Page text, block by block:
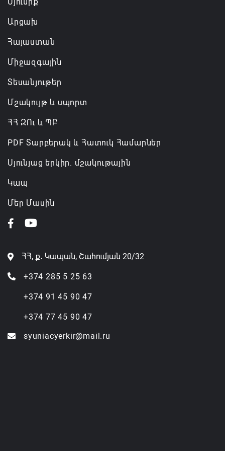
ազատվել է պաշտոնից
06.08.2026 14:16
նախարարությունների անվանումները
06.08.2026 12:45
Սյունիք
Արցախ
Հայաստան
Միջազգային
Տեսանյութեր
Մշակույթ և սպորտ
ՀՀ ԶՈւ և ՊԲ
PDF Տարբերակ և Հատուկ Համարներ
Սյունյաց երկիր. մշակութային
Կապ
Մեր Մասին
ՀՀ, ք․ Կապան, Շահումյան 20/32
+374 285 5 25 63
+374 91 45 90 47
+374 77 45 90 47
syuniacyerkir@mail.ru